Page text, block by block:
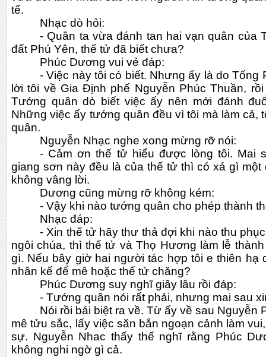
tế.
Nhạc dò hỏi:
- Quân ta vừa đánh tan hai vạn quân của
đất Phú Yên, thế tử đã biết chưa?
Phúc Dương vui vẻ đáp:
- Việc này tôi có biết. Nhưng ấy là do Tống
lời tôi về Gia Định phế Nguyễn Phúc Thuần,
Tướng quân dò biết việc ấy nên mới đánh
Những việc ấy tướng quân đều vì tôi mà làm cả,
quân.
Nguyễn Nhạc nghe xong mừng rỡ nói:
- Cảm ơn thế tử hiểu được lòng tôi. Mai
giang sơn này đều là của thế tử thì có xá gì một
không vâng lời.
Dương cũng mừng rỡ không kém:
- Vậy khi nào tướng quân cho phép thành
Nhạc đáp:
- Xin thế tử hãy thư thả đợi khi nào thu
ngôi chúa, thì thế tử và Thọ Hương làm lễ
gì. Nếu bây giờ hai người tác hợp tôi e thiên hạ
nhân kế để mê hoặc thế tử chăng?
Phúc Dương suy nghĩ giây lâu rồi đáp:
- Tướng quân nói rất phải, nhưng mai sau
Nói rồi bái biệt ra về. Từ ấy về sau Nguyễn
mê tửu sắc, lấy việc săn bắn ngoạn cảnh làm
sự. Nguyễn Nhac thấy thế nghĩ rằng Phúc
không nghi ngờ gì cả.